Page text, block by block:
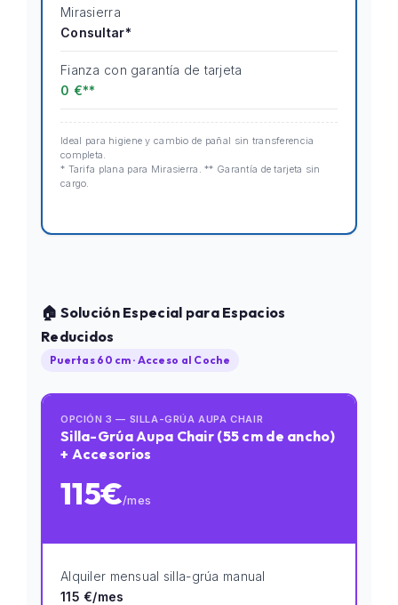
Mirasierra
Consultar*
Fianza con garantía de tarjeta
0 €**
Ideal para higiene y cambio de pañal sin transferencia
completa.
* Tarifa plana para Mirasierra. ** Garantía de tarjeta sin
cargo.
🏠 Solución Especial para Espacios
Reducidos
Puertas 60 cm · Acceso al Coche
OPCIÓN 3 — SILLA-GRÚA AUPA CHAIR
Silla-Grúa Aupa Chair (55 cm de ancho)
+ Accesorios
115€/mes
Alquiler mensual silla-grúa manual
115 €/mes